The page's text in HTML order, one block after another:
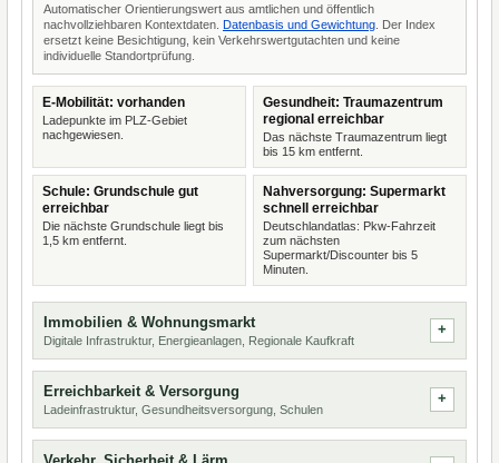
Automatischer Orientierungswert aus amtlichen und öffentlich
nachvollziehbaren Kontextdaten. Datenbasis und Gewichtung . Der Index
ersetzt keine Besichtigung, kein Verkehrswertgutachten und keine
individuelle Standortprüfung.
E-Mobilität: vorhanden
Ladepunkte im PLZ-Gebiet
nachgewiesen.
Gesundheit: Traumazentrum
regional erreichbar
Das nächste Traumazentrum liegt
bis 15 km entfernt.
Schule: Grundschule gut
erreichbar
Die nächste Grundschule liegt bis
1,5 km entfernt.
Nahversorgung: Supermarkt
schnell erreichbar
Deutschlandatlas: Pkw-Fahrzeit
zum nächsten
Supermarkt/Discounter bis 5
Minuten.
Immobilien & Wohnungsmarkt
Digitale Infrastruktur, Energieanlagen, Regionale Kaufkraft
Erreichbarkeit & Versorgung
Ladeinfrastruktur, Gesundheitsversorgung, Schulen